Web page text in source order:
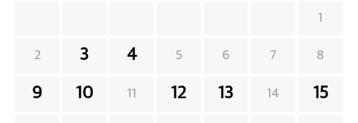
1
2 3 4 5 6 7 8
9 10 11 12 13 14 15